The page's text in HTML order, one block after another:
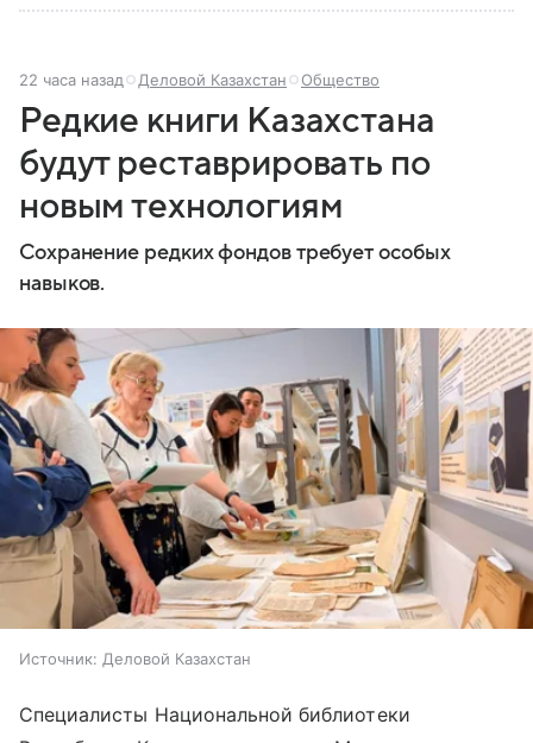
22 часа назад Деловой Казахстан Общество
Редкие книги Казахстана
будут реставрировать по
новым технологиям
Сохранение редких фондов требует особых
навыков.
Источник: Деловой Казахстан
Специалисты Национальной библиотеки